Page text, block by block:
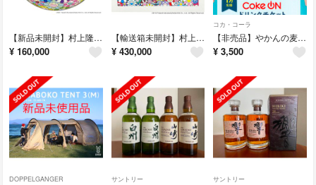
【新品未開封】村上隆 次元を超えて！ ポスター
¥ 160,000
【輸送箱未開封】村上隆エディションサイン入り版画「天国の門」ED 100
¥ 430,000
コカ・コーラ
【非売品】やかんの麦茶 やかんの刺しゅう入りエプロン
¥ 3,500
DOPPELGANGER サントリー サントリー